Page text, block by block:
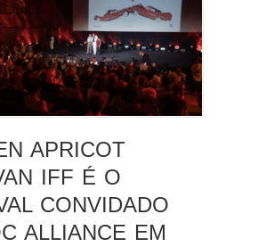
APRICOT
IFF É O
CONVIDADO
ALLIANCE EM